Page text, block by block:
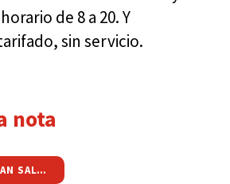
de 8 a 20. Y
sin servicio.
nota
MUNICIPALIDAD DE SAN SALVADOR DE JUJUY